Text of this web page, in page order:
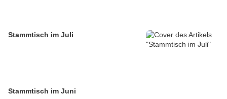
Stammtisch im Juli
Stammtisch im Juni